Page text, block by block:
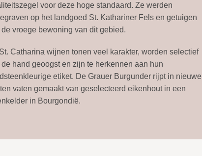
voor deze hoge standaard. Ze werden
op het landgoed St. Kathariner Fels en getuigen
de vroege bewoning van dit gebied.
Catharina wijnen tonen veel karakter, worden selectief
de hand geoogst en zijn te herkennen aan hun
etiket. De Grauer Burgunder rijpt in nieuwe
vaten gemaakt van geselecteerd eikenhout in een
in Bourgondië.